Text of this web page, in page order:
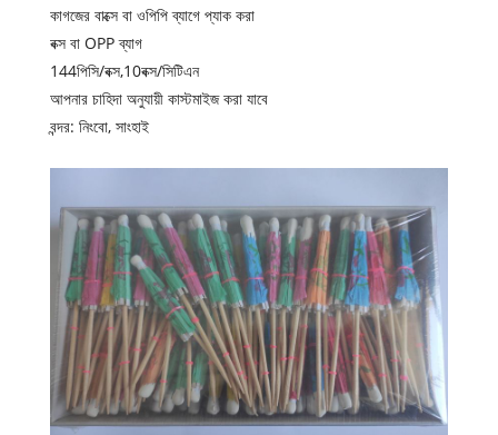
কাগজের বাক্সে বা ওপিপি ব্যাগে প্যাক করা
বক্স বা OPP ব্যাগ
144পিসি/বক্স,10বক্স/সিটিএন
আপনার চাহিদা অনুযায়ী কাস্টমাইজ করা যাবে
বন্দর: নিংবো, সাংহাই